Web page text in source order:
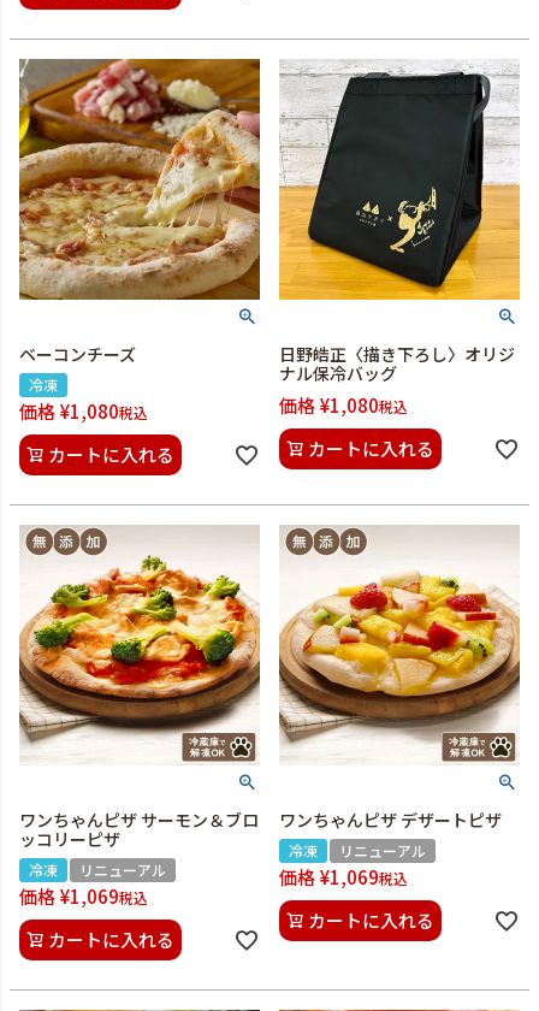
ベーコンチーズ
冷凍
価格¥1,080税込
カートに入れる
日野皓正〈描き下ろし〉オリジ
ナル保冷バッグ
価格¥1,080税込
カートに入れる
ワンちゃんピザ サーモン＆ブロ
ッコリーピザ
冷凍 リニューアル
価格¥1,069税込
カートに入れる
ワンちゃんピザ デザートピザ
冷凍 リニューアル
価格¥1,069税込
カートに入れる